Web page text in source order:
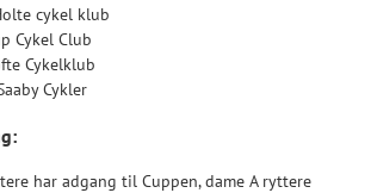
cykel klub
Cykel Club
Cykelklub
Cykler
har adgang til Cuppen, dame A ryttere